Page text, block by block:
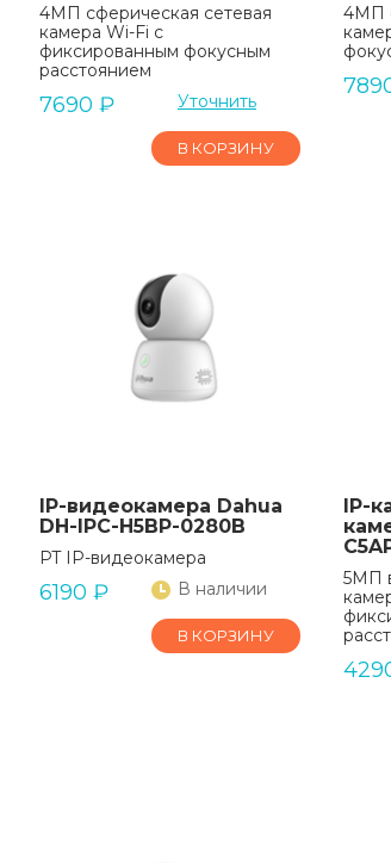
4МП сферическая сетевая
камера Wi-Fi с
фиксированным фокусным
расстоянием
7690 ₽ Уточнить
В КОРЗИНУ
4МП
IP-видеокамера Dahua
DH-IPC-H5BP-0280B
PT IP-видеокамера
6190 ₽ В наличии
В КОРЗИНУ
IP-
5МП